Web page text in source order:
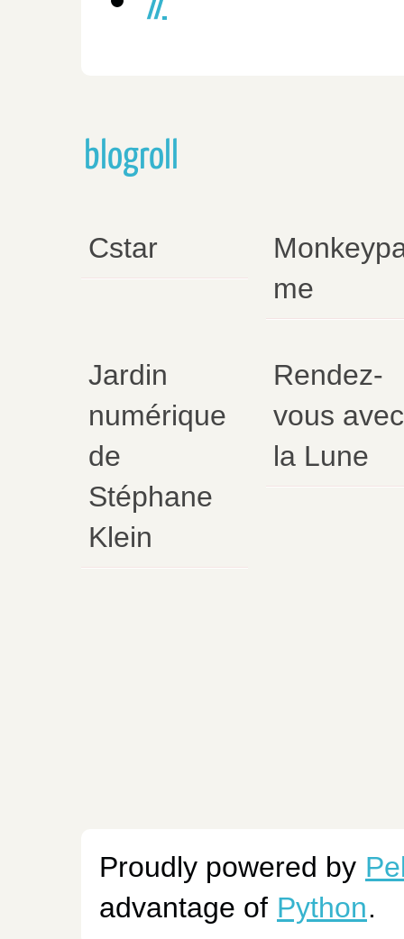
blogroll
Cstar
me
Jardin
numérique
de
Stéphane
Klein
Rendez-
vous avec
la Lune
Proudly powered by
advantage of Python.